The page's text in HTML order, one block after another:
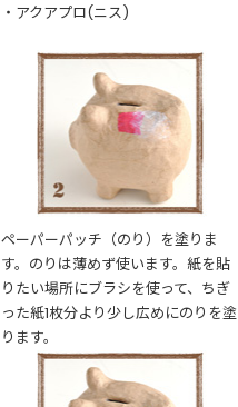
・アクアプロ(ニス)
ペーパーパッチ（のり）を塗りま
す。のりは薄めず使います。紙を貼
りたい場所にブラシを使って、ちぎ
った紙1枚分より少し広めにのりを塗
ります。